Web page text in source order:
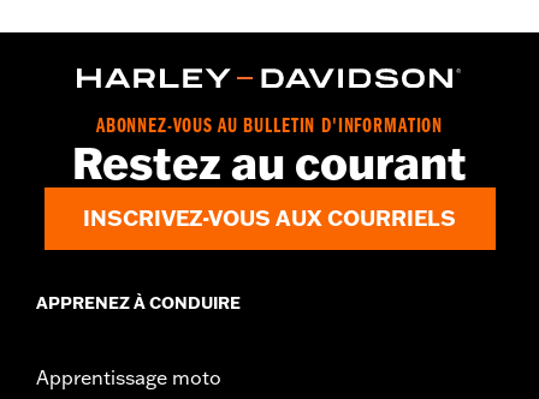
ABONNEZ-VOUS AU BULLETIN D'INFORMATION
Restez au courant
INSCRIVEZ-VOUS AUX COURRIELS
APPRENEZ À CONDUIRE
Apprentissage moto